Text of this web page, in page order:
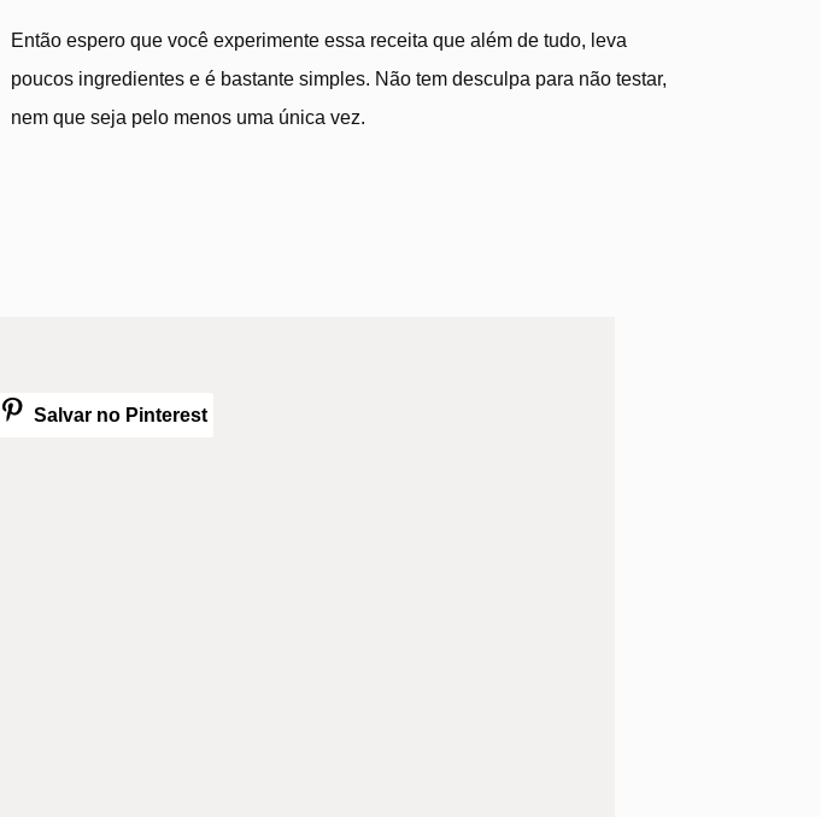
Então espero que você experimente essa receita que além de tudo, leva
poucos ingredientes e é bastante simples. Não tem desculpa para não testar,
nem que seja pelo menos uma única vez.
Salvar no Pinterest